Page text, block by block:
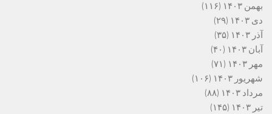
بهمن ۱۴۰۳
(۱۱۶)
دی ۱۴۰۳
(۲۹)
آذر ۱۴۰۳
(۳۵)
آبان ۱۴۰۳
(۴۰)
مهر ۱۴۰۳
(۷۱)
شهریور ۱۴۰۳
(۱۰۶)
مرداد ۱۴۰۳
(۸۸)
تیر ۱۴۰۳
(۱۴۵)